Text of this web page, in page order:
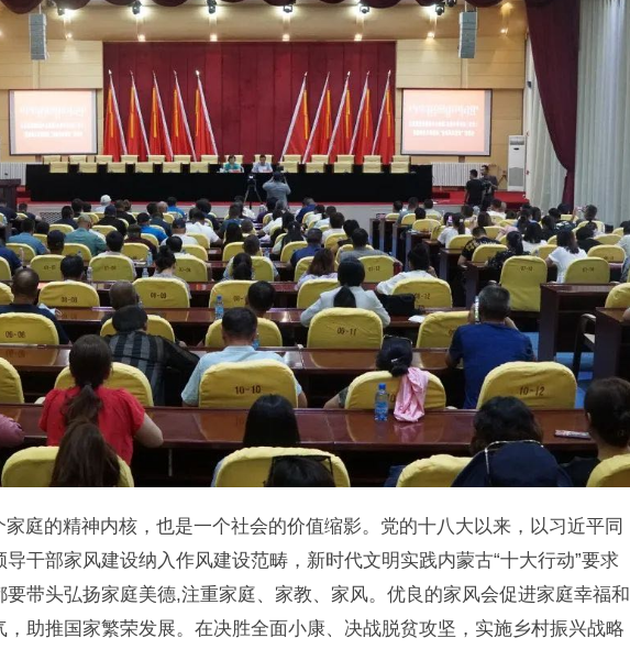
家庭的精神内核，也是一个社会的价值缩影。党的十八大以来，以习近平同
干部家风建设纳入作风建设范畴，新时代文明实践内蒙古“十大行动”要求
带头弘扬家庭美德,注重家庭、家教、家风。优良的家风会促进家庭幸福和
助推国家繁荣发展。在决胜全面小康、决战脱贫攻坚，实施乡村振兴战略